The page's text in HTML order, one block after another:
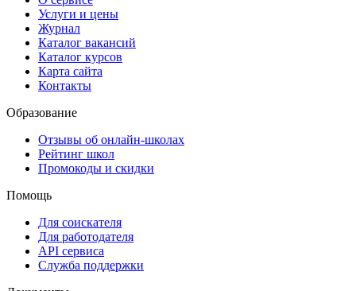
Услуги и цены
Журнал
Каталог вакансий
Каталог курсов
Карта сайта
Контакты
Образование
Отзывы об онлайн-школах
Рейтинг школ
Промокоды и скидки
Помощь
Для соискателя
Для работодателя
API сервиса
Служба поддержки